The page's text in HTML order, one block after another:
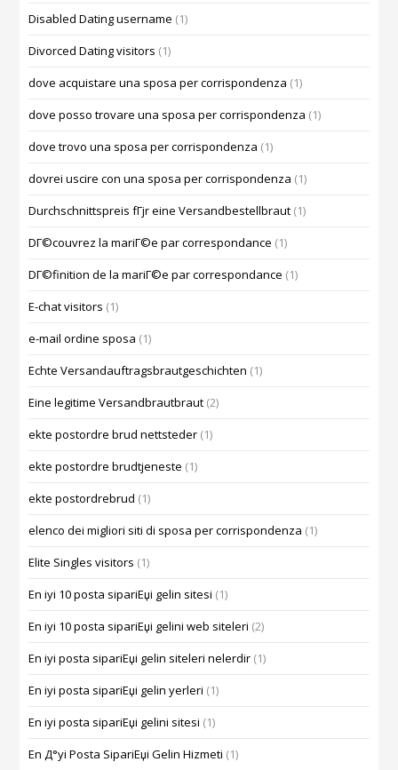
Disabled Dating username (1)
Divorced Dating visitors (1)
dove acquistare una sposa per corrispondenza (1)
dove posso trovare una sposa per corrispondenza (1)
dove trovo una sposa per corrispondenza (1)
dovrei uscire con una sposa per corrispondenza (1)
Durchschnittspreis fГјr eine Versandbestellbraut (1)
DГ©couvrez la mariГ©e par correspondance (1)
DГ©finition de la mariГ©e par correspondance (1)
E-chat visitors (1)
e-mail ordine sposa (1)
Echte Versandauftragsbrautgeschichten (1)
Eine legitime Versandbrautbraut (2)
ekte postordre brud nettsteder (1)
ekte postordre brudtjeneste (1)
ekte postordrebrud (1)
elenco dei migliori siti di sposa per corrispondenza (1)
Elite Singles visitors (1)
En iyi 10 posta sipariЕџi gelin sitesi (1)
En iyi 10 posta sipariЕџi gelini web siteleri (2)
En iyi posta sipariЕџi gelin siteleri nelerdir (1)
En iyi posta sipariЕџi gelin yerleri (1)
En iyi posta sipariЕџi gelini sitesi (1)
En Д°yi Posta SipariЕџi Gelin Hizmeti (1)